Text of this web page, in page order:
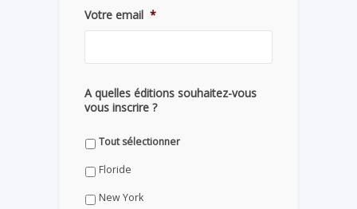
Votre email *
A quelles éditions souhaitez-vous
vous inscrire ?
Tout sélectionner
Floride
New York